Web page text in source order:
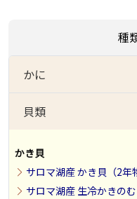
種
かに
貝類
かき貝
サロマ湖産 かき貝（2年
サロマ湖産 生冷かきのむ